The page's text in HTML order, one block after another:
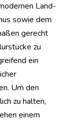
Land-
sowie dem
gerecht
zu
ein
Um den
zu halten,
einem